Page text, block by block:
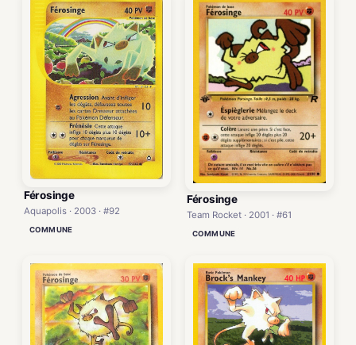
Férosinge
Aquapolis · 2003 · #92
COMMUNE
Férosinge
Team Rocket · 2001 · #61
COMMUNE